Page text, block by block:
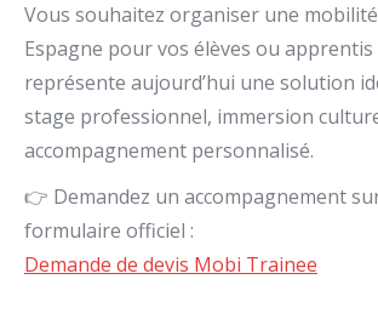
Vous souhaitez organiser une
Espagne pour vos élèves ou apprentis
représente aujourd’hui une solution
stage professionnel, immersion
accompagnement personnalisé.
👉 Demandez un accompagnement
formulaire officiel :
Demande de devis Mobi Trainee